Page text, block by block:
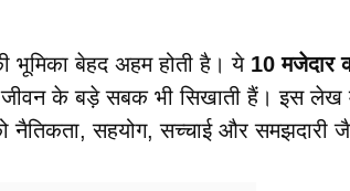
भूमिका बेहद अहम होती है। ये 10 मजेदार
जीवन के बड़े सबक भी सिखाती हैं। इस लेख
नैतिकता, सहयोग, सच्चाई और समझदारी